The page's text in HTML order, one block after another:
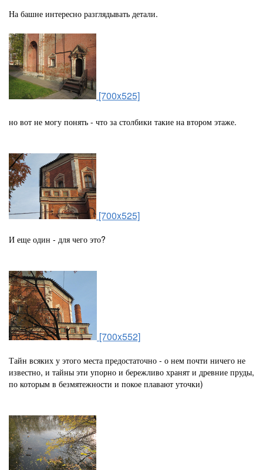
На башне интересно разглядывать детали.
[700x525]
но вот не могу понять - что за столбики такие на втором этаже.
[700x525]
И еще один - для чего это?
[700x552]
Тайн всяких у этого места предостаточно - о нем почти ничего не
известно, и тайны эти упорно и бережливо хранят и древние пруды,
по которым в безмятежности и покое плавают уточки)